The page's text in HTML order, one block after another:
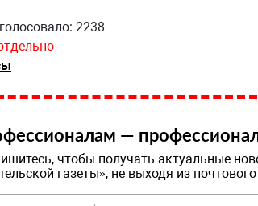
2238
—
чтобы получать актуальные
газеты», не выходя из